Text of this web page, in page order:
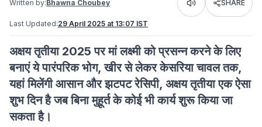
Written by:Bhawna Choubey Listen SHARE
Last Updated:29 April 2025 at 13:07 IST
अक्षय तृतीया 2025 पर मां लक्ष्मी को प्रसन्न करने के लिए
बनाएं ये पारंपरिक भोग, खीर से लेकर केसरिया चावल तक,
यहां मिलेंगी आसान और झटपट रेसिपी, अक्षय तृतीया एक ऐसा
शुभ दिन है जब बिना मुहूर्त के कोई भी कार्य शुरू किया जा
सकता है।